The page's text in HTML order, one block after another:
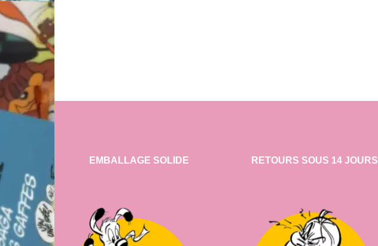
EMBALLAGE SOLIDE RETOURS SOUS 14 JOURS